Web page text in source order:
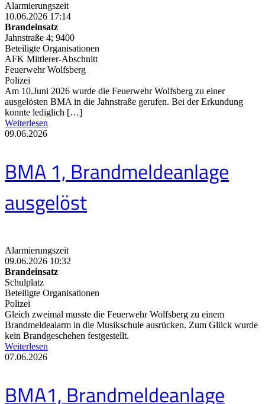
Alarmierungszeit
10.06.2026 17:14
Brandeinsatz
Jahnstraße 4; 9400
Beteiligte Organisationen
AFK Mittlerer-Abschnitt
Feuerwehr Wolfsberg
Polizei
Am 10.Juni 2026 wurde die Feuerwehr Wolfsberg zu einer
ausgelösten BMA in die Jahnstraße gerufen. Bei der Erkundung
konnte lediglich […]
Weiterlesen
09.06.2026
BMA 1, Brandmeldeanlage
ausgelöst
Alarmierungszeit
09.06.2026 10:32
Brandeinsatz
Schulplatz
Beteiligte Organisationen
Polizei
Gleich zweimal musste die Feuerwehr Wolfsberg zu einem
Brandmeldealarm in die Musikschule ausrücken. Zum Glück wurde
kein Brandgeschehen festgestellt.
Weiterlesen
07.06.2026
BMA1, Brandmeldeanlage